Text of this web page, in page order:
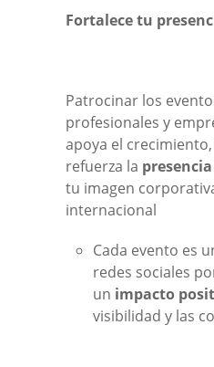
Fortalece tu
Patrocinar los
profesionales y
apoya el
refuerza la
tu imagen
internacional
Cada evento es
redes sociales
un impacto
visibilidad y las